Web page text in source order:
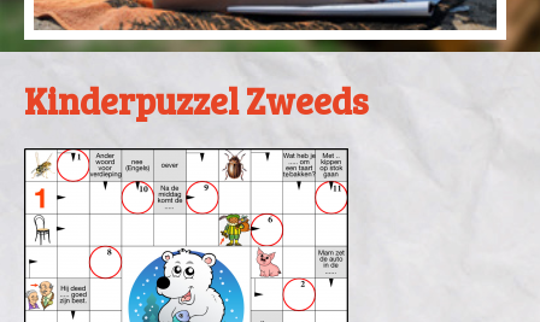
Kinderpuzzel Zweeds